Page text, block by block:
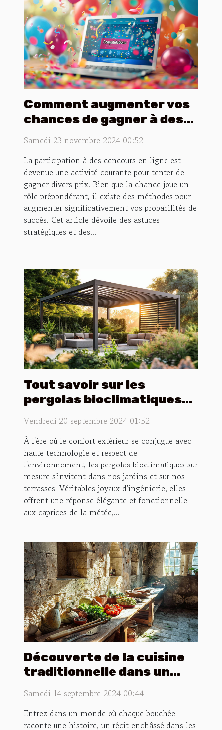
Comment augmenter vos
chances de gagner à des
Samedi 23 novembre 2024 00:52
La participation à des concours en ligne est
devenue une activité courante pour tenter de
gagner divers prix. Bien que la chance joue un
rôle prépondérant, il existe des méthodes pour
augmenter significativement vos probabilités de
succès. Cet article dévoile des astuces
stratégiques et des...
Tout savoir sur les
pergolas bioclimatiques
Vendredi 20 septembre 2024 01:52
À l'ère où le confort extérieur se conjugue avec
haute technologie et respect de
l'environnement, les pergolas bioclimatiques sur
mesure s'invitent dans nos jardins et sur nos
terrasses. Véritables joyaux d'ingénierie, elles
offrent une réponse élégante et fonctionnelle
aux caprices de la météo,...
Découverte de la cuisine
traditionnelle dans un
cadre historique
Samedi 14 septembre 2024 00:44
Entrez dans un monde où chaque bouchée
raconte une histoire, un récit enchâssé dans les